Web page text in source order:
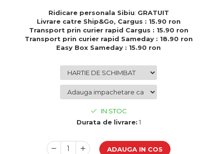
Cadouri de Paste
Produse personalizate pentru
nunti si botezuri
Cadouri personalizate pentru
Cadouri pentru profesori
Cadouri pentru parinti
Cadouri pentru iubita
Ridicare personala Sibiu: GRATUIT
Livrare catre Ship&Go, Cargus : 15.90 ron
Transport prin curier rapid Cargus : 15.90 ron
Transport prin curier rapid Sameday : 18.90 ron
Easy Box Sameday : 15.90 ron
IN STOC
Durata de livrare: 1
ADAUGA IN COS